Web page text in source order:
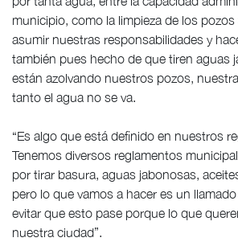
municipio, como la limpieza de los pozos
asumir nuestras responsabilidades y
también pues hecho de que tiren aguas
están azolvando nuestros pozos,
tanto el agua no se va.
“Es algo que está definido en nuestros
Tenemos diversos reglamentos
por tirar basura, aguas jabonosas,
pero lo que vamos a hacer es un
evitar que esto pase porque lo que
nuestra ciudad”.